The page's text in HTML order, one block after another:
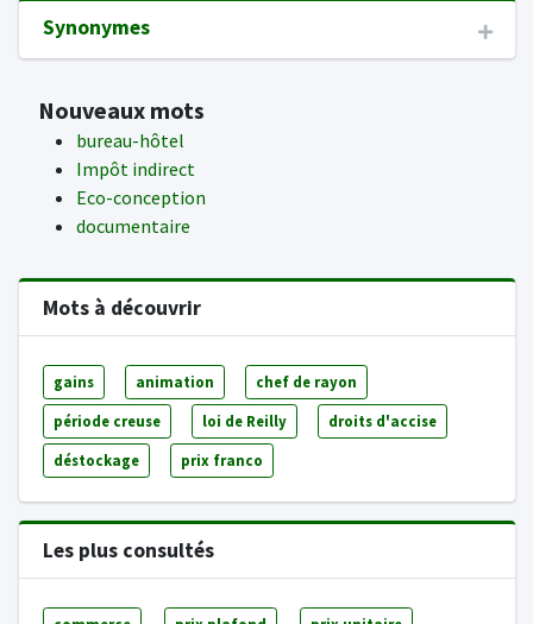
Synonymes
Nouveaux mots
bureau-hôtel
Impôt indirect
Eco-conception
documentaire
Mots à découvrir
gains animation chef de rayon
période creuse loi de Reilly droits d'accise
déstockage prix franco
Les plus consultés